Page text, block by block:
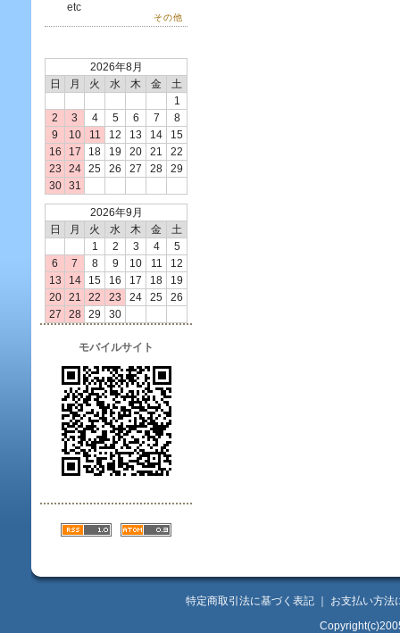
etc
その他
2026年8月
日
月 火 水 木 金
土
1
2
3 4 5 6 7
8
9
10 11 12 13 14
15
16
17 18 19 20 21
22
23
24 25 26 27 28
29
30
31
2026年9月
日
月 火 水 木 金
土
1
2 3 4
5
6
7 8 9 10 11
12
13
14 15 16 17 18
19
20
21 22 23 24 25
26
27
28 29 30
モバイルサイト
特定商取引法に基づく表記
お支払い方法